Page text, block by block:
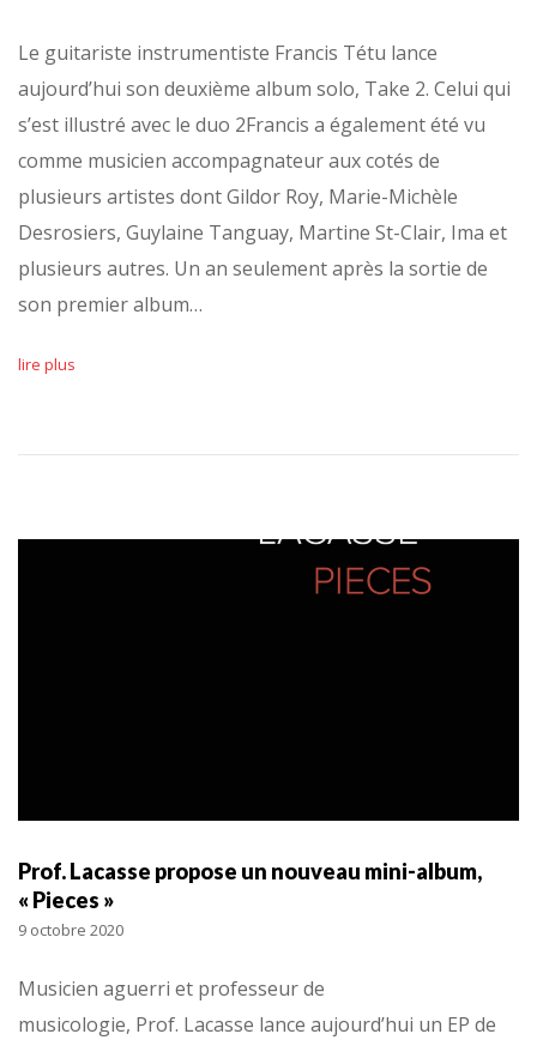
Le guitariste instrumentiste Francis Tétu lance
aujourd’hui son deuxième album solo, Take 2. Celui qui
s’est illustré avec le duo 2Francis a également été vu
comme musicien accompagnateur aux cotés de
plusieurs artistes dont Gildor Roy, Marie-Michèle
Desrosiers, Guylaine Tanguay, Martine St-Clair, Ima et
plusieurs autres. Un an seulement après la sortie de
son premier album…
lire plus
Prof. Lacasse propose un nouveau mini-album,
« Pieces »
9 octobre 2020
Musicien aguerri et professeur de
musicologie, Prof. Lacasse lance aujourd’hui un EP de